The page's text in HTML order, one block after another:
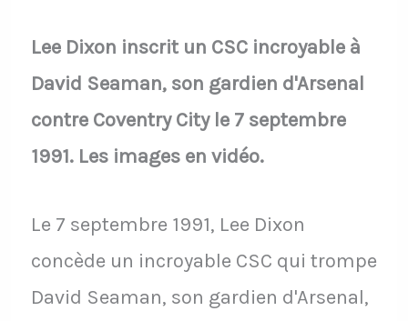
Lee Dixon inscrit un CSC incroyable à
David Seaman, son gardien d'Arsenal
contre Coventry City le 7 septembre
1991. Les images en vidéo.
Le 7 septembre 1991, Lee Dixon
concède un incroyable CSC qui trompe
David Seaman, son gardien d'Arsenal,